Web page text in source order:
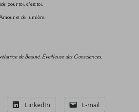
pour toi, c’est toi.
et de lumière.
de Beauté, Éveilleuse des Consciences.
LinkedIn E-mail